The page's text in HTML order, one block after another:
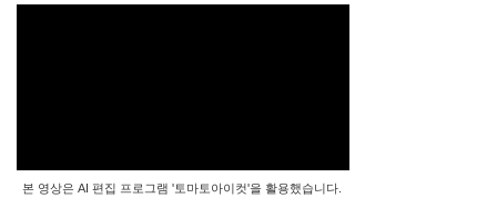
본 영상은 AI 편집 프로그램 '토마토아이컷'을 활용했습니다.